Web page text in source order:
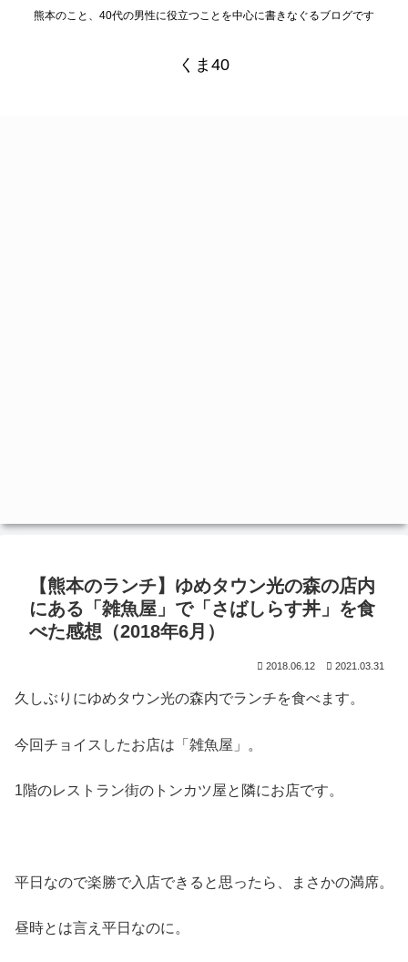
熊本のこと、40代の男性に役立つことを中心に書きなぐるブログです
くま40
【熊本のランチ】ゆめタウン光の森の店内
にある「雑魚屋」で「さばしらす丼」を食
べた感想（2018年6月）
2018.06.12 2021.03.31
久しぶりにゆめタウン光の森内でランチを食べます。
今回チョイスしたお店は「雑魚屋」。
1階のレストラン街のトンカツ屋と隣にお店です。
平日なので楽勝で入店できると思ったら、まさかの満席。
昼時とは言え平日なのに。